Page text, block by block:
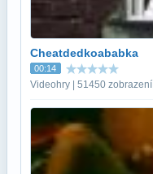
Cheatdedkoababka
00:14
Videohry | 51450 zobrazení